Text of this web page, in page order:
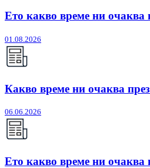
Ето какво време ни очаква
01.08.2026
Какво време ни очаква
06.06.2026
Ето какво време ни очаква